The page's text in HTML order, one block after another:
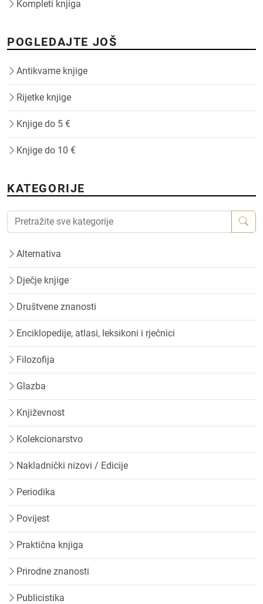
Kompleti knjiga
POGLEDAJTE JOŠ
Antikvarne knjige
Rijetke knjige
Knjige do 5 €
Knjige do 10 €
KATEGORIJE
Alternativa
Dječje knjige
Društvene znanosti
Enciklopedije, atlasi, leksikoni i rječnici
Filozofija
Glazba
Književnost
Kolekcionarstvo
Nakladnički nizovi / Edicije
Periodika
Povijest
Praktična knjiga
Prirodne znanosti
Publicistika